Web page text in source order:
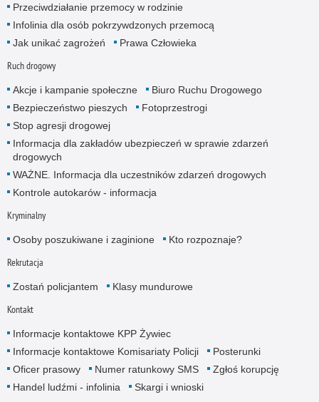
Przeciwdziałanie przemocy w rodzinie
Infolinia dla osób pokrzywdzonych przemocą
Jak unikać zagrożeń
Prawa Człowieka
Ruch drogowy
Akcje i kampanie społeczne
Biuro Ruchu Drogowego
Bezpieczeństwo pieszych
Fotoprzestrogi
Stop agresji drogowej
Informacja dla zakładów ubezpieczeń w sprawie zdarzeń
drogowych
WAŻNE. Informacja dla uczestników zdarzeń drogowych
Kontrole autokarów - informacja
Kryminalny
Osoby poszukiwane i zaginione Kto rozpoznaje?
Rekrutacja
Zostań policjantem Klasy mundurowe
Kontakt
Informacje kontaktowe KPP Żywiec
Informacje kontaktowe Komisariaty Policji
Posterunki
Oficer prasowy
Numer ratunkowy SMS
Zgłoś korupcję
Handel ludźmi - infolinia
Skargi i wnioski